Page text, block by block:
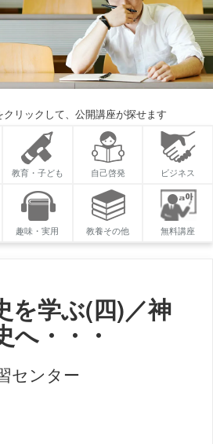
リックして、公開講座が探せます
教育・子ども 自己啓発 ビジネス
趣味・実用 教養その他 無料講座
を学ぶ(四)／神
へ・・・
センター